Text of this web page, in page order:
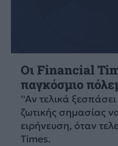
Οι Financial
παγκόσμιο
''Αν τελικά
ζωτικής σημασίας
ειρήνευση, όταν
Times.